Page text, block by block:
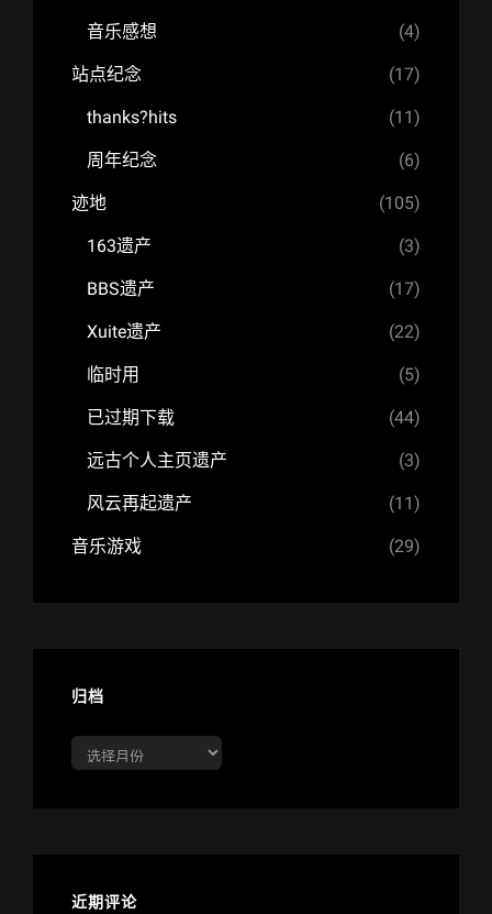
音乐感想 (4)
站点纪念 (17)
thanks?hits (11)
周年纪念 (6)
迹地 (105)
163遗产 (3)
BBS遗产 (17)
Xuite遗产 (22)
临时用 (5)
已过期下载 (44)
远古个人主页遗产 (3)
风云再起遗产 (11)
音乐游戏 (29)
归档
档
近期评论